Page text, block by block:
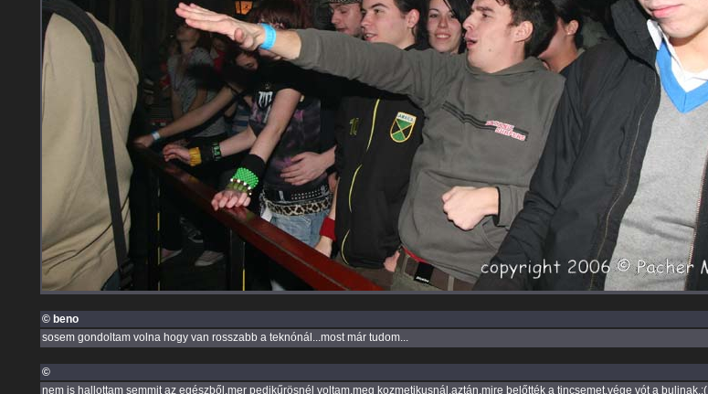
© beno
sosem gondoltam volna hogy van rosszabb a teknónál...most már tudom...
©
nem is hallottam semmit az egészből,mer pedikűrösnél voltam,meg kozmetikusnál,aztán,mire belőtték a tincsemet,vége vót a bulinak.:(